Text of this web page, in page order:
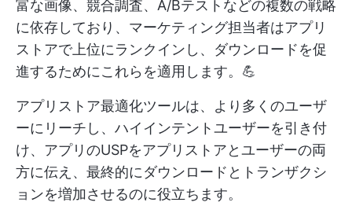
富な画像、競合調査、A/Bテストなどの複数の戦略
に依存しており、マーケティング担当者はアプリ
ストアで上位にランクインし、ダウンロードを促
進するためにこれらを適用します。💪
アプリストア最適化ツールは、より多くのユーザ
ーにリーチし、ハイインテントユーザーを引き付
け、アプリのUSPをアプリストアとユーザーの両
方に伝え、最終的にダウンロードとトランザクシ
ョンを増加させるのに役立ちます。